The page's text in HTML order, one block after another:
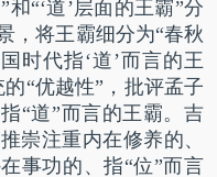
和“‘道’层面的王霸”分
，将王霸细分为“春秋
时代指‘道’而言的王
“优越性”，批评孟子
“道”而言的王霸。吉
崇注重内在修养的、
事功的、指“位”而言